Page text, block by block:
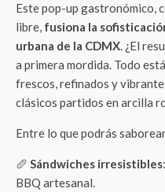
Este pop-up gastronómico,
libre, fusiona la
urbana de la CDMX. ¿El
a primera mordida. Todo
frescos, refinados y
clásicos partidos en arcilla
Entre lo que podrás
🥖 Sándwiches irresistibles
BBQ artesanal.